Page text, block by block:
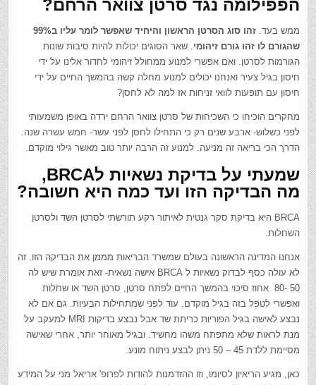
הפפילומה נגד סרטן צוואר הרחם?
ממש בעד.
זהו סוג הסרטן הראשון והיחיד שאפשר לומר עליו ב99%
שהגורם לו זהו גורם זיהומי. שאר הסוגים יכולות להיות סיבות שונות
הגורמות לסרטן. ואם אפשרי למנוע ממחולל זיהומי לחדור אלינו על ידי
חיסון בגיל צעיר ואנחנו יכולים למנוע מחלה קשה בהמשך החיים על ידי
חיסון עם תופעות לוואי זניחות אז למה לא לחסן?
מחקרים הוכיחו כי השכיחות של סרטן צוואר הרחם ירדה באופן משמעותי
לפני כשלוש- ארבע שנים רק כי התחילו לחסן לפני עשר- חמש עשרה שנה.
הדרך הכי בריאה זה מניעה. למנוע זה הרבה יותר טוב מאשר גילוי מוקדם.
שמעתי על בדיקת נשאיות לBRCA
,
מה הבדיקה הזו ועד כמה היא חשובה?
BRCA היא בדיקת סקר גנטית לאיתור רקע תורשתי לסרטן השד ולסרטן
השחלות.
אנחנו המדינה הראשונה בעולם שמשרד הבריאות מממן את הבדיקה הזו. זה
לא עולה כסף לבדוק נשאיות ל BRCA אישה נשאית- זאת אומרת שיש לה
50 -80 אחוז סיכוי בהמשך החיים לפתח סרטן, סרטן השד או שחלות
ואפשרי לטפל בזה בגיל מוקדם. עוד לפני שמתחילות הבעיות. גם אם לא
נבצע לאישה בגיל הפוריות כריתת שד אבל נבצע בדיקות MRI למעקב על
מנת לראות שלא מתפתח משהו מחשיד. ובגיל מאוחר יותר, אחרי שאישה
מסיימת ללדת 45 – 50 ניתן לבצע ניתוח מונע.
כאן, מגיע הריאיון לסיומו, וזו ההזדמנות להודות לפרופ' אריאל מני על המידע